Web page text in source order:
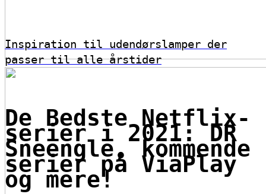
Inspiration til udendørslamper der
passer til alle årstider
De Bedste Netflix-
serier i 2021: DR
Sneengle, kommende
serier på ViaPlay
og mere!